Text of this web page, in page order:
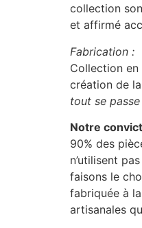
collection
et affirmé
Fabrication :
Collection
création de
tout se
Notre
90% des
n’utilisent
faisons le
fabriquée à
artisanales